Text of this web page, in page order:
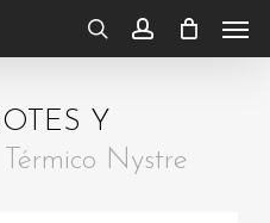
searchaccount
Y
Térmico Nystre